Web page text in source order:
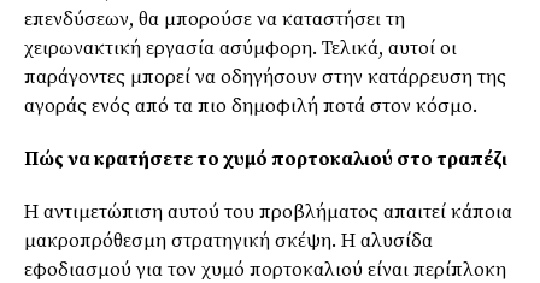
επενδύσεων, θα μπορούσε να καταστήσει τη
χειρωνακτική εργασία ασύμφορη. Τελικά, αυτοί οι
παράγοντες μπορεί να οδηγήσουν στην κατάρρευση της
αγοράς ενός από τα πιο δημοφιλή ποτά στον κόσμο.
Πώς να κρατήσετε το χυμό πορτοκαλιού στο τραπέζι
Η αντιμετώπιση αυτού του προβλήματος απαιτεί κάποια
μακροπρόθεσμη στρατηγική σκέψη. Η αλυσίδα
εφοδιασμού για τον χυμό πορτοκαλιού είναι περίπλοκη